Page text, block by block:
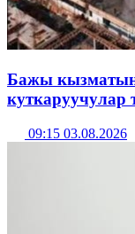
Бажы
куткаруучулар
09:15 03.08.2026